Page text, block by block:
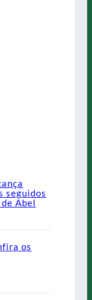
seguidos
Abel
os